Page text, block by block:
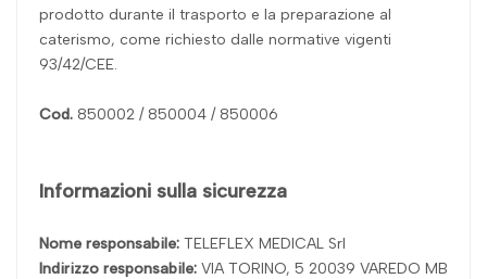
prodotto durante il trasporto e la preparazione al
caterismo, come richiesto dalle normative vigenti
93/42/CEE.
Cod. 850002 / 850004 / 850006
Informazioni sulla sicurezza
Nome responsabile: TELEFLEX MEDICAL Srl
Indirizzo responsabile: VIA TORINO, 5 20039 VAREDO MB